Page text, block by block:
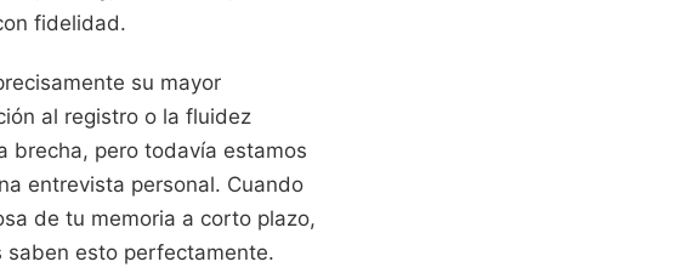
fidelidad.
su mayor
al registro o la fluidez
brecha, pero todavía estamos
entrevista personal. Cuando
de tu memoria a corto plazo,
esto perfectamente.